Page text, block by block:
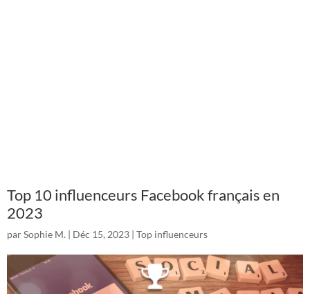
Top 10 influenceurs Facebook français en
2023
parSophie M. | Déc 15, 2023 | Top influenceurs